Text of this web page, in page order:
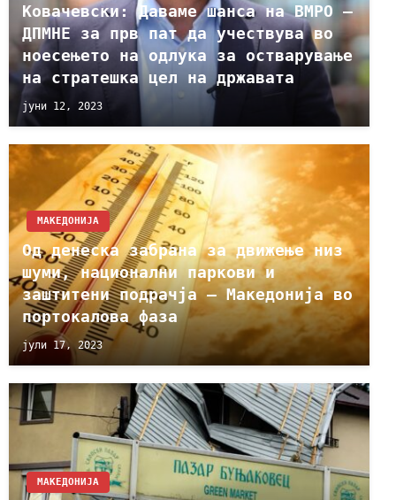
Ковачевски: Даваме шанса на ВМРО –
ДПМНЕ за прв пат да учествува во
ноесењето на одлука за остварување
на стратешка цел на државата
јуни 12, 2023
МАКЕДОНИЈА
Од денеска забрана за движење низ
шуми, национални паркови и
заштитени подрачја – Македонија во
портокалова фаза
јули 17, 2023
МАКЕДОНИЈА